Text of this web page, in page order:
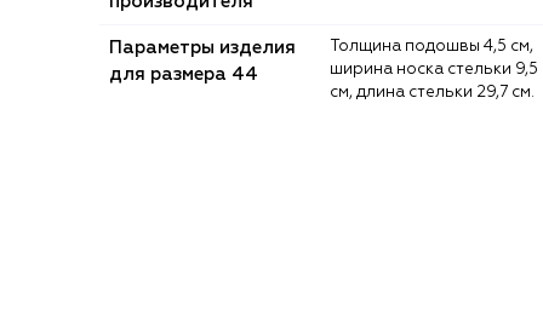
Параметры изделия
для размера 44
ширина носка стельки 9,5
см, длина стельки 29,7 см.